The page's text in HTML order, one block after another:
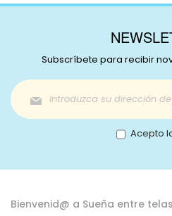
Subscríbete para recibir
Inscríbase
a
nuestro
boletín
de
Acepto
Bienvenid@ a Sueña entre telas